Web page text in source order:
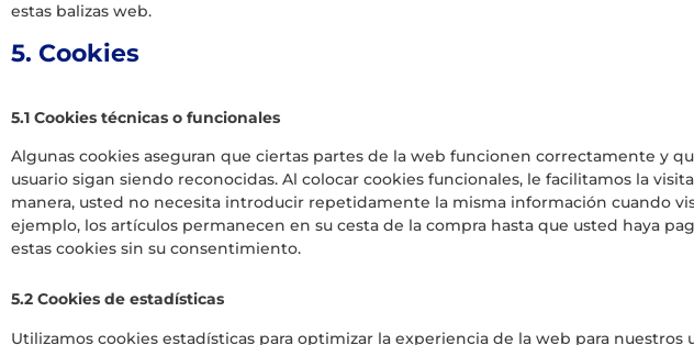
estas balizas web.
5. Cookies
5.1 Cookies técnicas o funcionales
Algunas cookies aseguran que ciertas partes de la web funcionen correctamente y
usuario sigan siendo reconocidas. Al colocar cookies funcionales, le facilitamos la
manera, usted no necesita introducir repetidamente la misma información cuando
ejemplo, los artículos permanecen en su cesta de la compra hasta que usted haya
estas cookies sin su consentimiento.
5.2 Cookies de estadísticas
Utilizamos cookies estadísticas para optimizar la experiencia de la web para nuestros